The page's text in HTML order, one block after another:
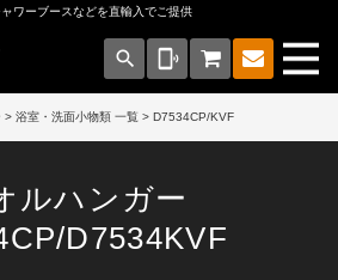
ワーブースなどを直輸入でご提供
search phonelink_ring
> 浴室・洗面小物類 一覧 > D7534CP/KVF
ルハンガー
D7534KVF